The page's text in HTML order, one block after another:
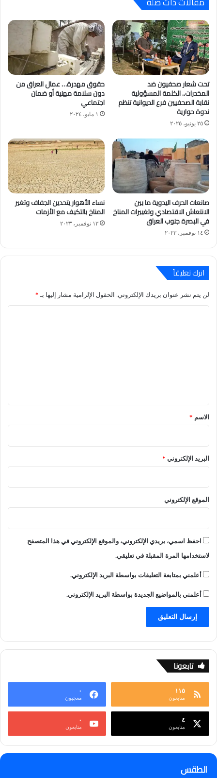
تحت شعار صحفيون ضد
المخدرات.. الكلمة المسؤولية
نقابة الصحفيين فرع الديوانية تنظم
ندوة حوارية
٢٥ يونيو، ٢٠٢٥
حقوق مهدرة… عمال العراق من
دون سلامة مهنية أو ضمان
اجتماعي
١ مايو، ٢٠٢٤
صانعات الحرف اليدوية ما بين
الانتعاش الاقتصادي وتغييرات المناخ
في البصرة جنوب العراق
١٤ نوفمبر، ٢٠٢٣
نساء الأهوار يتحدين الجفاف وتغير
المناخ بالتكيف مع الأزمات
١٣ نوفمبر، ٢٠٢٣
اترك تعليقاً
لن يتم نشر عنوان بريدك الإلكتروني. الحقول الإلزامية مشار إليها بـ *
*الاسم *
البريد الإلكتروني *
الموقع الإلكتروني
احفظ اسمي، بريدي الإلكتروني، والموقع الإلكتروني في هذا المتصفح
لاستخدامها المرة المقبلة في تعليقي.
أعلمني بمتابعة التعليقات بواسطة البريد الإلكتروني.
أعلمني بالمواضيع الجديدة بواسطة البريد الإلكتروني.
تابعونا
١١٥
متابعون
٠
معجبون
٤
متابعون
٠
متابعون
الطقس